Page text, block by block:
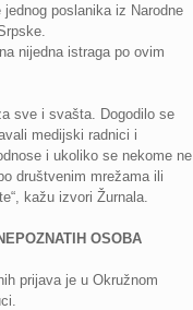
poslanika iz Narodne
nijedna istraga po ovim
sve i svašta. Dogodilo se
medijski radnici i
i ukoliko se nekome ne
društvenim mrežama ili
kažu izvori Žurnala.
OSOBA
prijava je u Okružnom